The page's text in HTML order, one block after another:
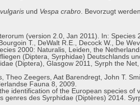
und Vespa crabro . Bevorzugt
(version 2.0, Jan 2011). In:
T., DeWalt R.E., Decock W., De
2000: Naturalis, Leiden, the
(Diptera, Syrphidae) Deutschlands
(Diptera), Glasgow 2011, Syrph the
Theo Zeegers, Aat Barendregt, John T.
Fauna 8, 2009.
identification of the European species
des Syrphidae (Diptères) 2014.